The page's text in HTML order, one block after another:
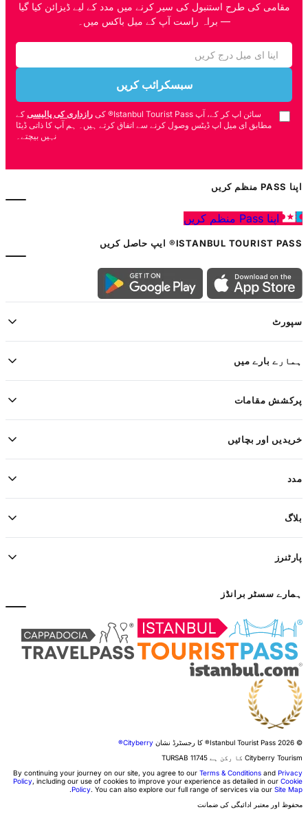
مقامی کی طرح استنبول کی سیر کرنے میں مدد کے لیے ڈیزائن کیا گیا
— براہ راست آپ کے میل باکس میں۔
سبسکرائب کریں
سائن اپ کر کے، آپ Istanbul Tourist Pass® کی رازداری کی پالیسی کے
مطابق ای میل اپ ڈیٹس وصول کرنے سے اتفاق کرتے ہیں۔ ہم آپ کا ذاتی ڈیٹا
نہیں بیچتے۔
اپنا PASS منظم کریں
اپنا Pass منظم کریں
ISTANBUL TOURIST PASS® ایپ حاصل کریں
سپورٹ
ہمارے بارے میں
پرکشش مقامات
خریدیں اور بچائیں
مدد
بلاگ
پارٹنرز
ہمارے سسٹر برانڈز
© 2026 Istanbul Tourist Pass® کا رجسٹرڈ نشان Cityberry®
Cityberry Tourism کا رکن ہے
TURSAB 11745
By continuing your journey on our site, you agree to our Terms & Conditions and Privacy
Policy, including our use of cookies to improve your experience as detailed in our Cookie
Policy. You can also explore our full range of services via our Site Map
.
محفوظ اور معتبر ادائیگی کی ضمانت